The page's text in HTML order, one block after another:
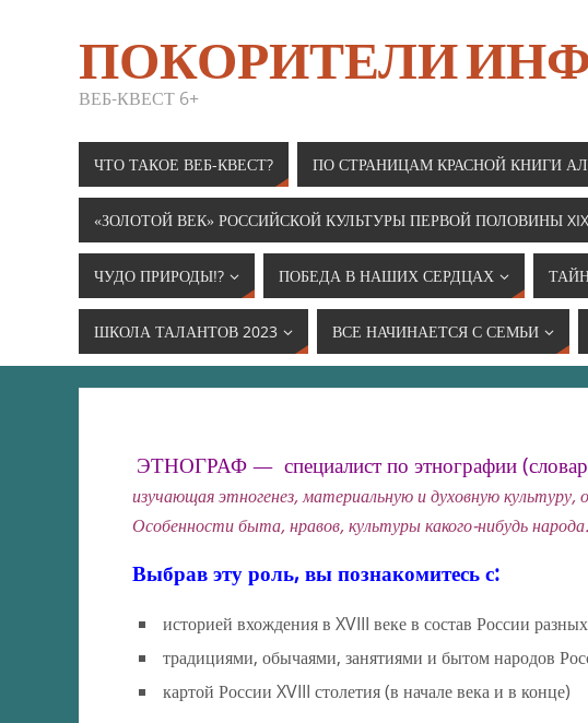
ПОКОРИТЕЛИ
ВЕБ-КВЕСТ 6+
ЧТО ТАКОЕ ВЕБ-КВЕСТ? ПО СТРАНИЦАМ КРАСНОЙ КНИГИ
«ЗОЛОТОЙ ВЕК» РОССИЙСКОЙ КУЛЬТУРЫ ПЕРВОЙ ПОЛОВИНЫ
ЧУДО ПРИРОДЫ!? ПОБЕДА В НАШИХ СЕРДЦАХ
ШКОЛА ТАЛАНТОВ 2023 ВСЕ НАЧИНАЕТСЯ С СЕМЬИ
ЭТНОГРАФ — специалист по этнографии
изучающая этногенез, материальную и духовную
Особенности быта, нравов, культуры какого-нибудь
Выбрав эту роль, вы познакомитесь с:
историей вхождения в XVIII веке в состав России
традициями, обычаями, занятиями и бытом народов
картой России XVIII столетия (в начале века и в конце)